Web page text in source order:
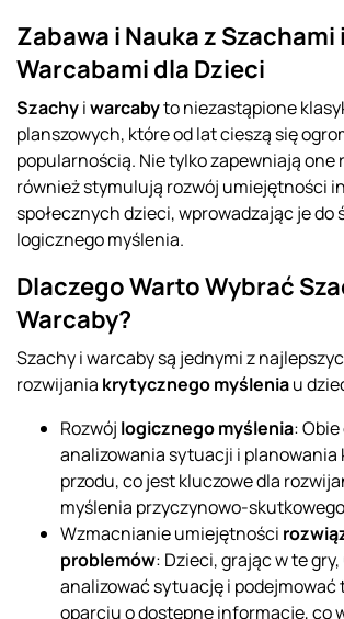
Zabawa i Nauka z Szachami i
Warcabami dla Dzieci
Szachyiwarcabyto niezastąpione
planszowych, które od lat cieszą się
popularnością. Nie tylko zapewniają one
również stymulują rozwój umiejętności
społecznych dzieci, wprowadzając je do
logicznego myślenia.
Dlaczego Warto Wybrać
Warcaby?
Szachy i warcaby są jednymi z
rozwijania krytycznego myśleniau
Rozwój logicznego myślenia:
analizowania sytuacji i planowania
przodu, co jest kluczowe dla
myślenia przyczynowo-
Wzmacnianie umiejętności
problemów: Dzieci, grając w te
analizować sytuację i podejmować
oparciu o dostępne informacje, co